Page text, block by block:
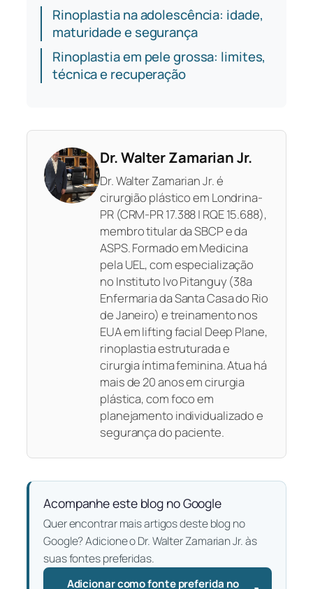
Rinoplastia na adolescência: idade,
maturidade e segurança
Rinoplastia em pele grossa: limites,
técnica e recuperação
Dr. Walter Zamarian Jr.
Dr. Walter Zamarian Jr. é
cirurgião plástico em Londrina-
PR (CRM-PR 17.388 | RQE 15.688),
membro titular da SBCP e da
ASPS. Formado em Medicina
pela UEL, com especialização
no Instituto Ivo Pitanguy (38a
Enfermaria da Santa Casa do Rio
de Janeiro) e treinamento nos
EUA em lifting facial Deep Plane,
rinoplastia estruturada e
cirurgia íntima feminina. Atua há
mais de 20 anos em cirurgia
plástica, com foco em
planejamento individualizado e
segurança do paciente.
Acompanhe este blog no Google
Quer encontrar mais artigos deste blog no
Google? Adicione o Dr. Walter Zamarian Jr. às
suas fontes preferidas.
Adicionar como fonte preferida no